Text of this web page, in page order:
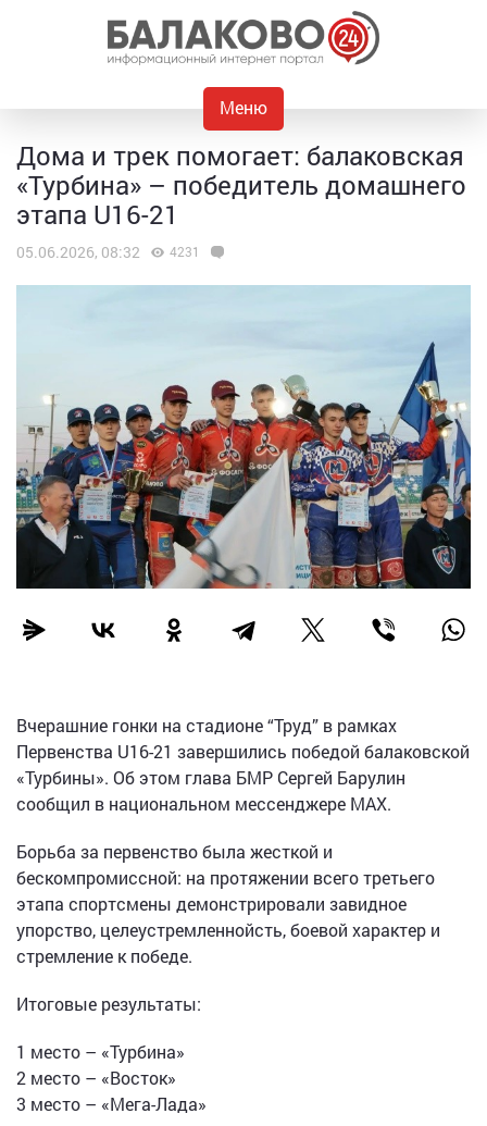
Меню
Дома и трек помогает: балаковская
«Турбина» – победитель домашнего
этапа U16-21
05.06.2026, 08:32 4231
Вчерашние гонки на стадионе “Труд” в рамках
Первенства U16-21 завершились победой балаковской
«Турбины». Об этом глава БМР Сергей Барулин
сообщил в национальном мессенджере МАХ.
Борьба за первенство была жесткой и
бескомпромиссной: на протяжении всего третьего
этапа спортсмены демонстрировали завидное
упорство, целеустремленнойсть, боевой характер и
стремление к победе.
Итоговые результаты:
1 место – «Турбина»
2 место – «Восток»
3 место – «Мега-Лада»